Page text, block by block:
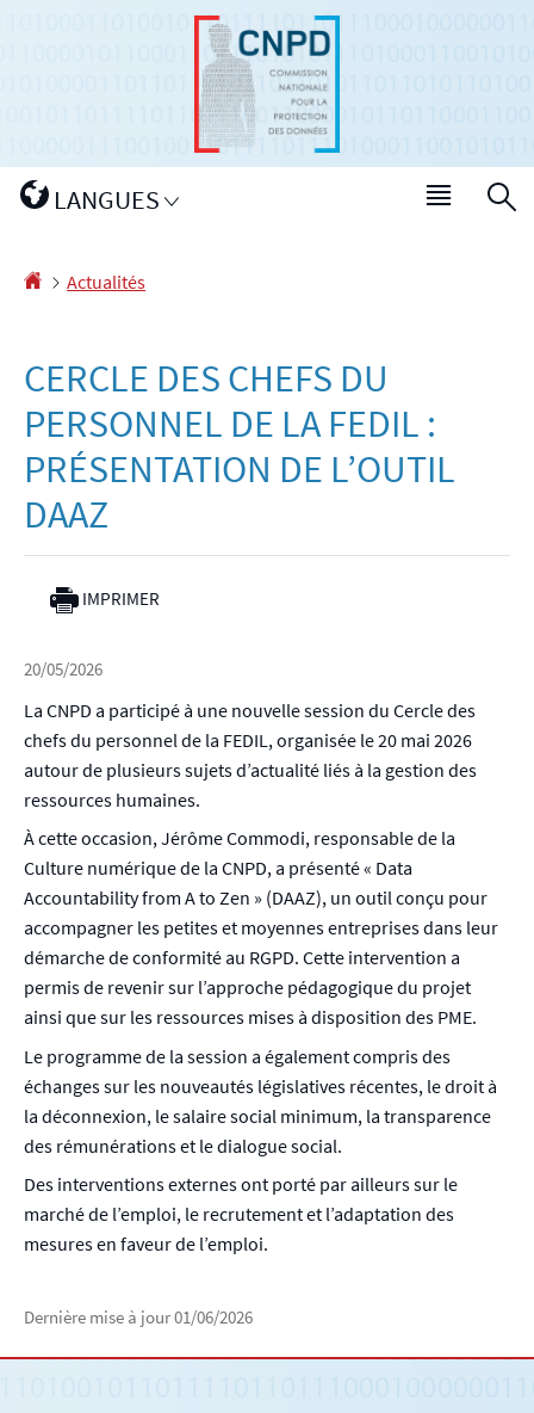
Changer
LANGUES
Menu
Accueil
Actualités
CERCLE DES CHEFS DU
PERSONNEL DE LA FEDIL :
PRÉSENTATION DE L’OUTIL
DAAZ
IMPRIMER
20/05/2026
La CNPD a participé à une nouvelle session du Cercle des
chefs du personnel de la FEDIL, organisée le 20 mai 2026
autour de plusieurs sujets d’actualité liés à la gestion des
ressources humaines.
À cette occasion, Jérôme Commodi, responsable de la
Culture numérique de la CNPD, a présenté « Data
Accountability from A to Zen » (DAAZ), un outil conçu pour
accompagner les petites et moyennes entreprises dans leur
démarche de conformité au RGPD. Cette intervention a
permis de revenir sur l’approche pédagogique du projet
ainsi que sur les ressources mises à disposition des PME.
Le programme de la session a également compris des
échanges sur les nouveautés législatives récentes, le droit à
la déconnexion, le salaire social minimum, la transparence
des rémunérations et le dialogue social.
Des interventions externes ont porté par ailleurs sur le
marché de l’emploi, le recrutement et l’adaptation des
mesures en faveur de l’emploi.
Dernière mise à jour01/06/2026